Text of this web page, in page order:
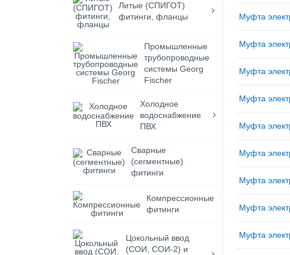
Литые (СПИГОТ)
фитинги, фланцы
Промышленные
трубопроводные
системы Georg
Fischer
Холодное
водоснабжение
ПВХ
Сварные
(сегментные)
фитинги
Компрессионные
фитинги
Цокольный ввод
(СОИ, СОИ-2) и
Муфта
Муфта
Муфта
Муфта
Муфта
Муфта
Муфта
Муфта
Муфта